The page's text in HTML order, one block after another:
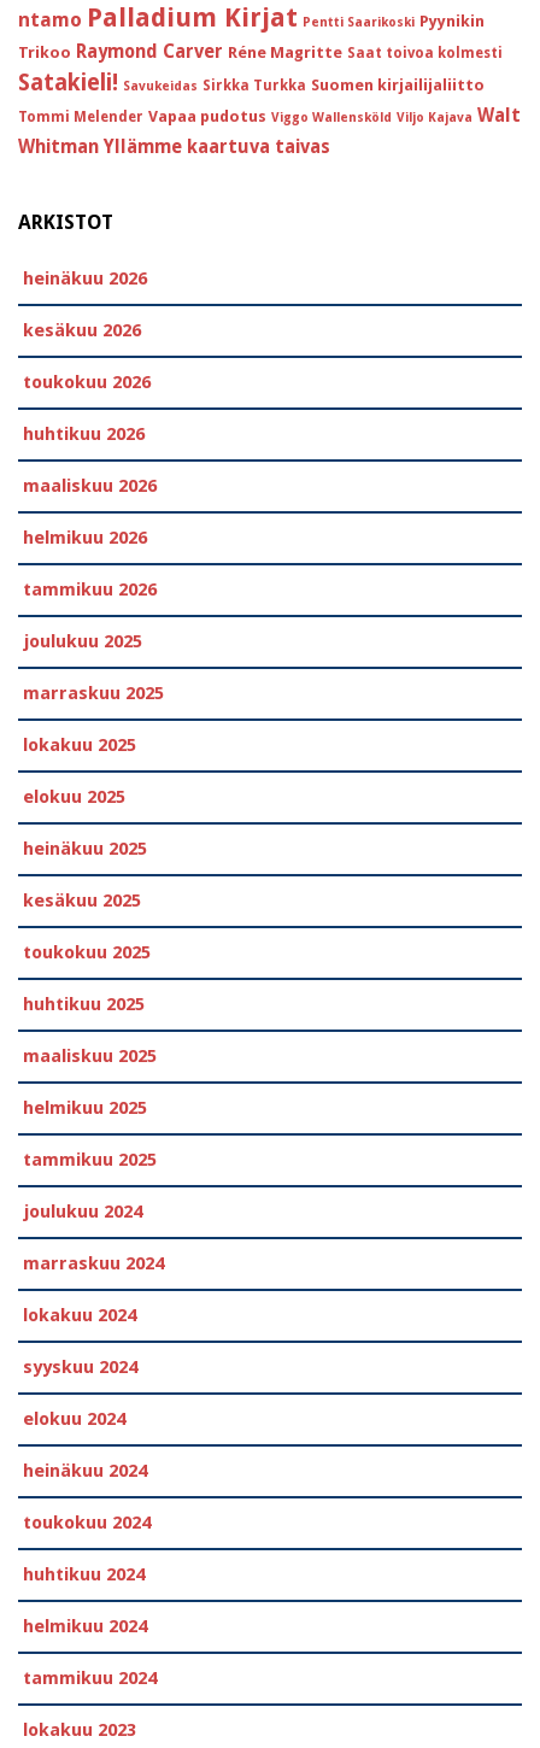
ntamo Palladium Kirjat Pentti Saarikoski Pyynikin
Trikoo Raymond Carver Réne Magritte Saat toivoa kolmesti
Satakieli! Savukeidas Sirkka Turkka Suomen kirjailijaliitto
Tommi Melender Vapaa pudotus Viggo Wallensköld Viljo Kajava Walt
Whitman Yllämme kaartuva taivas
ARKISTOT
heinäkuu 2026
kesäkuu 2026
toukokuu 2026
huhtikuu 2026
maaliskuu 2026
helmikuu 2026
tammikuu 2026
joulukuu 2025
marraskuu 2025
lokakuu 2025
elokuu 2025
heinäkuu 2025
kesäkuu 2025
toukokuu 2025
huhtikuu 2025
maaliskuu 2025
helmikuu 2025
tammikuu 2025
joulukuu 2024
marraskuu 2024
lokakuu 2024
syyskuu 2024
elokuu 2024
heinäkuu 2024
toukokuu 2024
huhtikuu 2024
helmikuu 2024
tammikuu 2024
lokakuu 2023